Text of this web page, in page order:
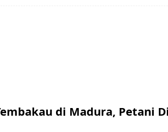
di Madura, Petani